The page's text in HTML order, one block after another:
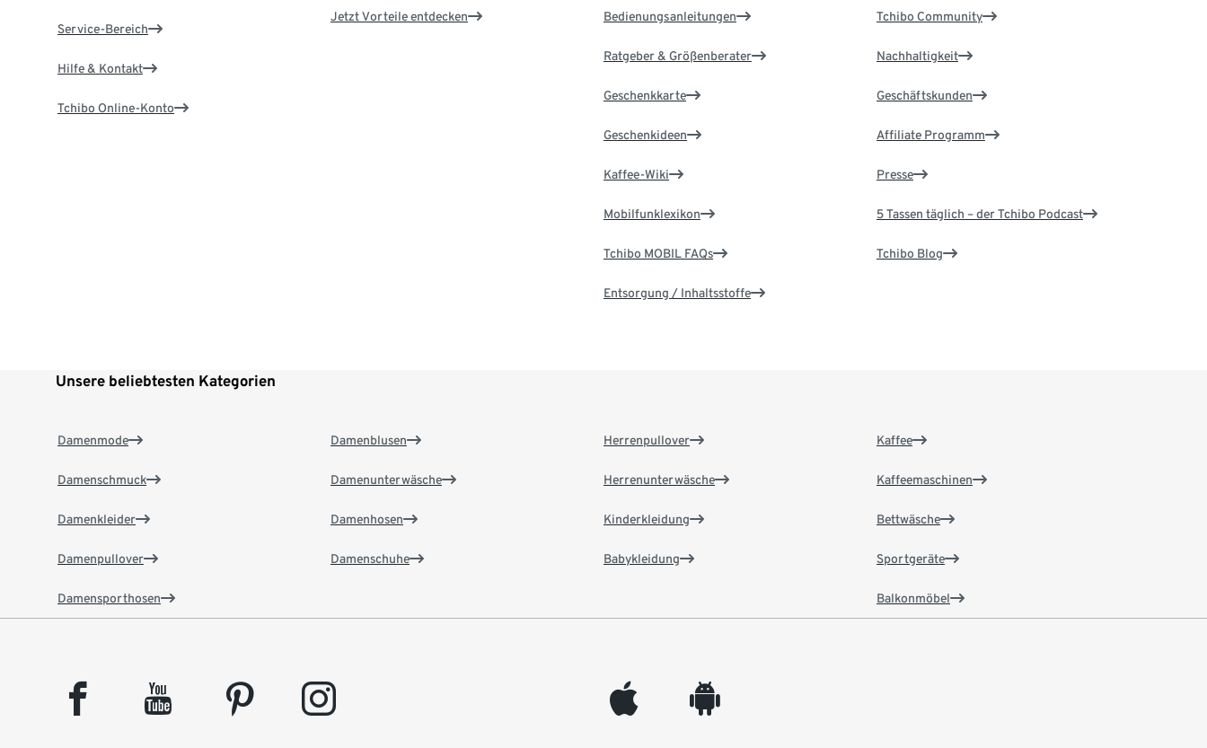
Service-Bereich
Hilfe & Kontakt
Tchibo Online-Konto
Jetzt Vorteile entdecken Bedienungsanleitungen
Ratgeber & Größenberater
Geschenkkarte
Geschenkideen
Kaffee-Wiki
Mobilfunklexikon
Tchibo MOBIL FAQs
Entsorgung / Inhaltsstoffe
Tchibo Community
Nachhaltigkeit
Geschäftskunden
Affiliate Programm
Presse
5 Tassen täglich – der Tchibo Podcast
Tchibo Blog
Unsere beliebtesten Kategorien
Damenmode
Damenschmuck
Damenkleider
Damenpullover
Damensporthosen
Damenblusen
Damenunterwäsche
Damenhosen
Damenschuhe
Herrenpullover
Herrenunterwäsche
Kinderkleidung
Babykleidung
Kaffee
Kaffeemaschinen
Bettwäsche
Sportgeräte
Balkonmöbel
facebook youtube pinterest instagram appleinc android